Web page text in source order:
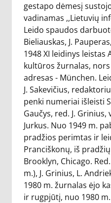
gestapo dėmesį
vadinamas ,,Lietuvių
Leido spaudos
Bieliauskas, J.
1948 XI leidinys leistas
kultūros žurnalas,
adresas - München.
J. Sakevičius,
penki numeriai išleisti
Gaučys, red. J. Grinius,
Jurkus. Nuo 1949 m.
pradžios perimtas ir
Pranciškonų, iš
Brooklyn, Chicago.
m.), J. Grinius, L.
1980 m. žurnalas ėjo
ir rugpjūtį, nuo 1980